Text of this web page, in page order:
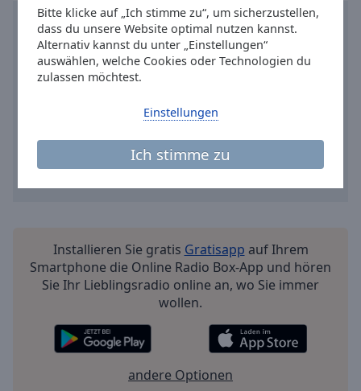
Bitte klicke auf „Ich stimme zu“, um sicherzustellen,
dass du unsere Website optimal nutzen kannst.
Alternativ kannst du unter „Einstellungen“
auswählen, welche Cookies oder Technologien du
zulassen möchtest.
Ich stimme zu
Einstellungen
Installieren Sie gratis Gratisapp auf Ihrem
Smartphone die Online Radio Box-App und hören
Sie Ihr Lieblingsradio online an, wo Sie immer
wollen.
andere Optionen